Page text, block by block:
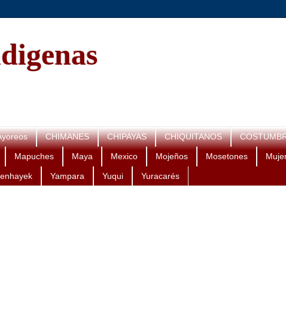
CHIMANES CHIPAYAS CHIQUITANOS
Mapuches Maya Mexico Mojeños Mosetones
Yampara Yuqui Yuracarés